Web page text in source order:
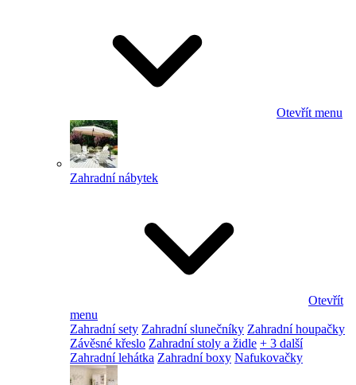
Otevřít menu
Zahradní nábytek
Otevřít
menu
Zahradní sety Zahradní slunečníky Zahradní houpačky
Závěsné křeslo Zahradní stoly a židle + 3 další
Zahradní lehátka Zahradní boxy Nafukovačky